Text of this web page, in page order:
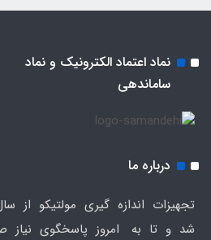
نماد اعتماد الکترونیک و نماد
ساماندهی
درباره ما
شد و تا به امروز پاسخگوی